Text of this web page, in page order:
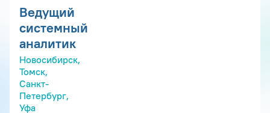
Ведущий
системный
аналитик
Новосибирск,
Томск,
Санкт-
Петербург,
Уфа